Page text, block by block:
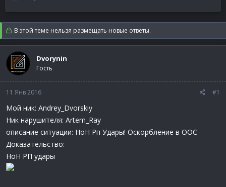
т
о
р
т
е
м
ы
т
а
н
а
а
В этой теме нельзя размещать новые ответы.
Dvorynin
Гость
11 Янв 2016 #1
Мой ник: Andrey_Dvorskiy
Ник нарушителя: Artem_Ray
описание ситуации: НоН Рп Удары! Оскорбление в ООС
Доказательство:
НоН РП удары